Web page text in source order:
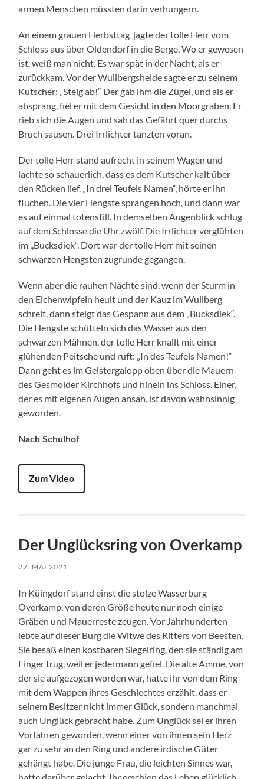
armen Menschen müssten darin verhungern.
An einem grauen Herbsttag jagte der tolle Herr vom
Schloss aus über Oldendorf in die Berge. Wo er gewesen
ist, weiß man nicht. Es war spät in der Nacht, als er
zurückkam. Vor der Wullbergsheide sagte er zu seinem
Kutscher: „Steig ab!“ Der gab ihm die Zügel, und als er
absprang, fiel er mit dem Gesicht in den Moorgraben. Er
rieb sich die Augen und sah das Gefährt quer durchs
Bruch sausen. Drei Irrlichter tanzten voran.
Der tolle Herr stand aufrecht in seinem Wagen und
lachte so schauerlich, dass es dem Kutscher kalt über
den Rücken lief. „In drei Teufels Namen“, hörte er ihn
fluchen. Die vier Hengste sprangen hoch, und dann war
es auf einmal totenstill. In demselben Augenblick schlug
auf dem Schlosse die Uhr zwölf. Die Irrlichter verglühten
im ,,Bucksdiek“. Dort war der tolle Herr mit seinen
schwarzen Hengsten zugrunde gegangen.
Wenn aber die rauhen Nächte sind, wenn der Sturm in
den Eichenwipfeln heult und der Kauz im Wullberg
schreit, dann steigt das Gespann aus dem „Bucksdiek“.
Die Hengste schütteln sich das Wasser aus den
schwarzen Mähnen, der tolle Herr knallt mit einer
glühenden Peitsche und ruft: „In des Teufels Namen!“
Dann geht es im Geistergalopp oben über die Mauern
des Gesmolder Kirchhofs und hinein ins Schloss. Einer,
der es mit eigenen Augen ansah, ist davon wahnsinnig
geworden.
Nach Schulhof
Zum Video
Der Unglücksring von Overkamp
22. MAI 2021
In Küingdorf stand einst die stolze Wasserburg
Overkamp, von deren Größe heute nur noch einige
Gräben und Mauerreste zeugen. Vor Jahrhunderten
lebte auf dieser Burg die Witwe des Ritters von Beesten.
Sie besaß einen kostbaren Siegelring, den sie ständig am
Finger trug, weil er jedermann gefiel. Die alte Amme, von
der sie aufgezogen worden war, hatte ihr von dem Ring
mit dem Wappen ihres Geschlechtes erzählt, dass er
seinem Besitzer nicht immer Glück, sondern manchmal
auch Unglück gebracht habe. Zum Unglück sei er ihren
Vorfahren geworden, wenn einer von ihnen sein Herz
gar zu sehr an den Ring und andere irdische Güter
gehängt habe. Die junge Frau, die leichten Sinnes war,